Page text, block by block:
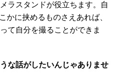
ラスタンドが役立ちます。自
かに挟めるものさえあれば、
て自分を撮ることができま
な話がしたいんじゃありませ